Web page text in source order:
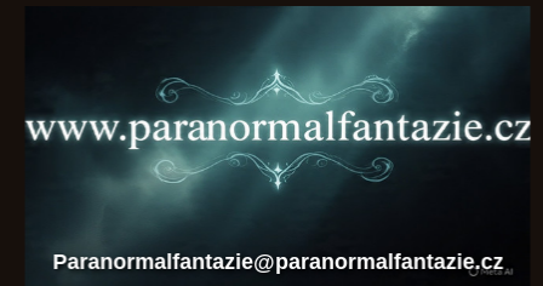
Paranormalfantazie@paranormalfantazie.cz